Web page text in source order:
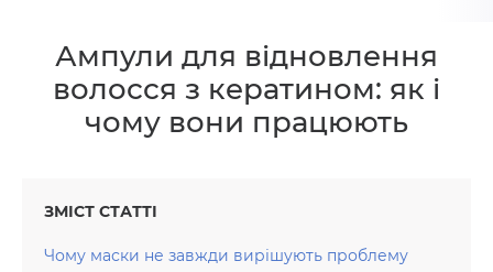
Ампули для відновлення
волосся з кератином: як і
чому вони працюють
ЗМІСТ СТАТТІ
Чому маски не завжди вирішують проблему